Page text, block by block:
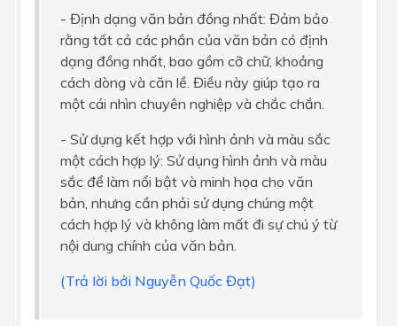
- Định dạng văn bản đồng nhất: Đảm bảo
rằng tất cả các phần của văn bản có định
dạng đồng nhất, bao gồm cỡ chữ, khoảng
cách dòng và căn lề. Điều này giúp tạo ra
một cái nhìn chuyên nghiệp và chắc chắn.
- Sử dụng kết hợp với hình ảnh và màu sắc
một cách hợp lý: Sử dụng hình ảnh và màu
sắc để làm nổi bật và minh họa cho văn
bản, nhưng cần phải sử dụng chúng một
cách hợp lý và không làm mất đi sự chú ý từ
nội dung chính của văn bản.
(Trả lời bởi Nguyễn Quốc Đạt)